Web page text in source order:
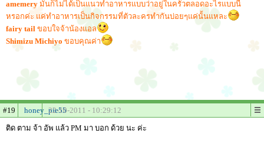
amemery มันก็ไม่ได้เป็นแนวทำอาหารแบบว่าอยู่ในครัวตลอดอะไรแบบนี้
หรอกค่ะ แค่ทำอาหารเป็นกิจกรรมที่ตัวละครทำกันบ่อยๆแค่นั้นแหละ
fairy tail ขอบใจจ้าน้องแอล
Shimizu Michiyo ขอบคุณค่า
#19 honey_pie5522-10-2011 - 10:29:12
ติด ตาม จ้า อัพ แล้ว PM มา บอก ด้วย นะ ค่ะ